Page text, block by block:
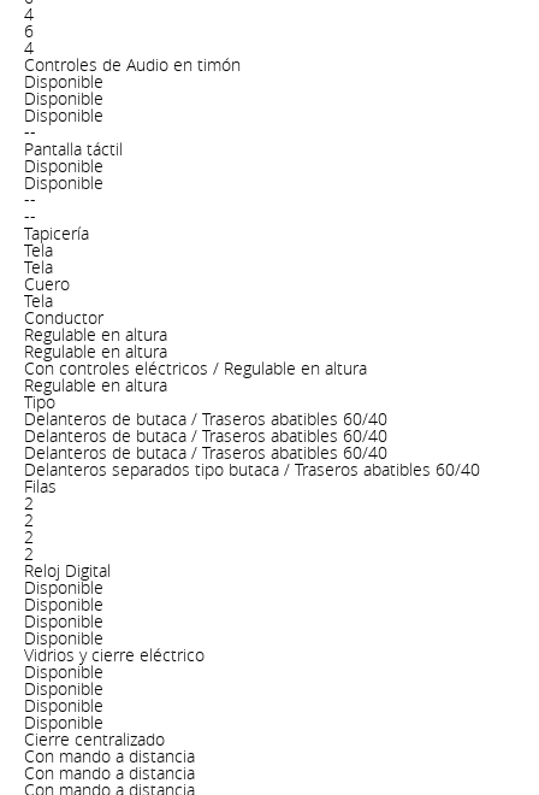
4
6
4
Controles de Audio en timón
Disponible
Disponible
Disponible
--
Pantalla táctil
Disponible
Disponible
--
--
Tapicería
Tela
Tela
Cuero
Tela
Conductor
Regulable en altura
Regulable en altura
Con controles eléctricos / Regulable en altura
Regulable en altura
Tipo
Delanteros de butaca / Traseros abatibles 60/40
Delanteros de butaca / Traseros abatibles 60/40
Delanteros de butaca / Traseros abatibles 60/40
Delanteros separados tipo butaca / Traseros abatibles 60/40
Filas
2
2
2
2
Reloj Digital
Disponible
Disponible
Disponible
Disponible
Vidrios y cierre eléctrico
Disponible
Disponible
Disponible
Disponible
Cierre centralizado
Con mando a distancia
Con mando a distancia
Con mando a distancia